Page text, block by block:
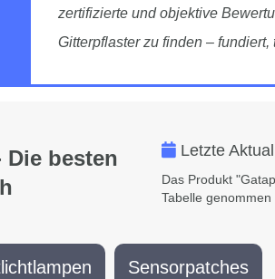
zertifizierte und objektive
Gitterpflaster zu finden –
besten
Letzte
Das Produkt
Tabelle genommen
Sensorpatches